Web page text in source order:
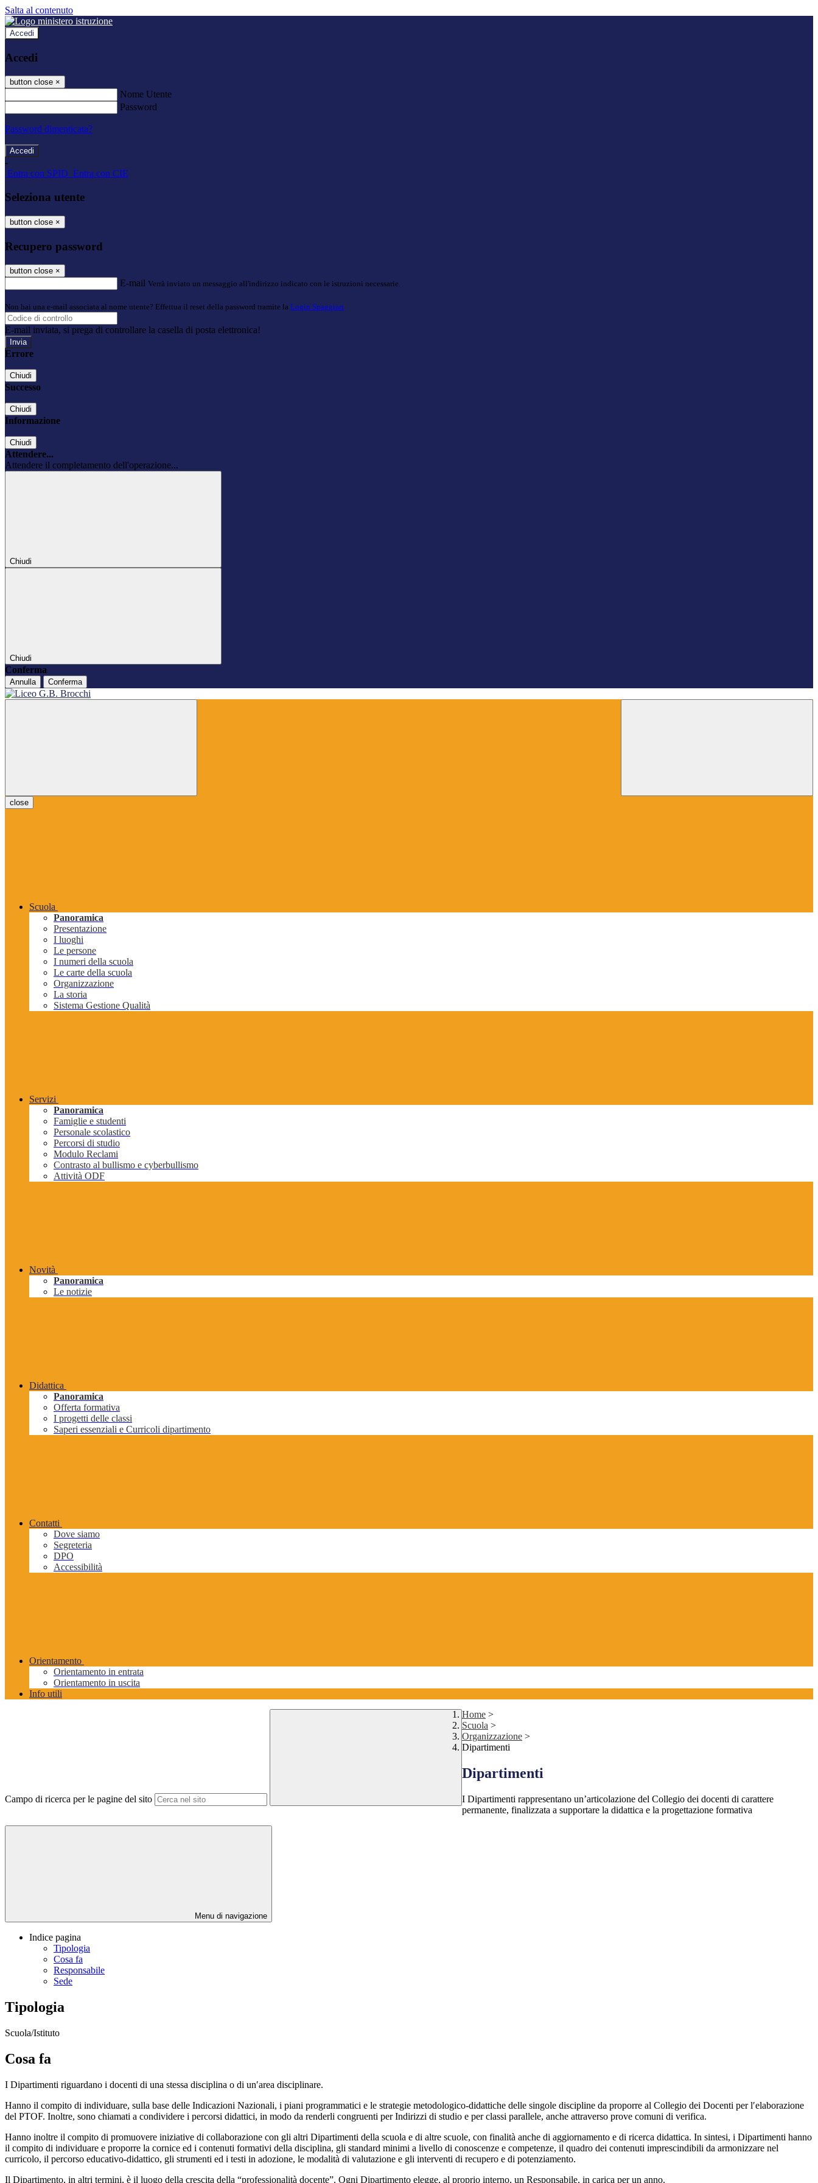
Salta al contenuto
Accedi
Accedi
button close ×
Nome Utente
Password
Password dimenticata?
-
Entra con SPID Entra con CIE
Seleziona utente
button close ×
Recupero password
button close ×
E-mail Verrà inviato un messaggio all'indirizzo indicato con le istruzioni necessarie.
Non hai una e-mail associata al nome utente? Effettua il reset della password tramite la Login Spaggiari
E-mail inviata, si prega di controllare la casella di posta elettronica!
Errore
Chiudi
Successo
Chiudi
Informazione
Chiudi
Attendere...
Attendere il completamento dell'operazione...
Chiudi
Chiudi
Conferma
Annulla Conferma
close
Scuola
Panoramica
Presentazione
I luoghi
Le persone
I numeri della scuola
Le carte della scuola
Organizzazione
La storia
Sistema Gestione Qualità
Servizi
Panoramica
Famiglie e studenti
Personale scolastico
Percorsi di studio
Modulo Reclami
Contrasto al bullismo e cyberbullismo
Attività ODF
Novità
Panoramica
Le notizie
Didattica
Panoramica
Offerta formativa
I progetti delle classi
Saperi essenziali e Curricoli dipartimento
Contatti
Dove siamo
Segreteria
DPO
Accessibilità
Orientamento
Orientamento in entrata
Orientamento in uscita
Info utili
Campo di ricerca per le pagine del sito
Home >
Scuola >
Organizzazione >
Dipartimenti
Dipartimenti
I Dipartimenti rappresentano un’articolazione del Collegio dei docenti di carattere
permanente, finalizzata a supportare la didattica e la progettazione formativa
Menu di navigazione
Indice pagina
Tipologia
Cosa fa
Responsabile
Sede
Tipologia
Scuola/Istituto
Cosa fa
I Dipartimenti riguardano i docenti di una stessa disciplina o di un′area disciplinare.
Hanno il compito di individuare, sulla base delle Indicazioni Nazionali, i piani programmatici e le strategie metodologico-didattiche delle singole discipline da proporre al Collegio dei Docenti per l′elaborazione
del PTOF. Inoltre, sono chiamati a condividere i percorsi didattici, in modo da renderli congruenti per Indirizzi di studio e per classi parallele, anche attraverso prove comuni di verifica.
Hanno inoltre il compito di promuovere iniziative di collaborazione con gli altri Dipartimenti della scuola e di altre scuole, con finalità anche di aggiornamento e di ricerca didattica. In sintesi, i Dipartimenti hanno
il compito di individuare e proporre la cornice ed i contenuti formativi della disciplina, gli standard minimi a livello di conoscenze e competenze, il quadro dei contenuti imprescindibili da armonizzare nel
curricolo, il percorso educativo-didattico, gli strumenti ed i testi in adozione, le modalità di valutazione e gli interventi di recupero e di potenziamento.
Il Dipartimento, in altri termini, è il luogo della crescita della “professionalità docente”. Ogni Dipartimento elegge, al proprio interno, un Responsabile, in carica per un anno.